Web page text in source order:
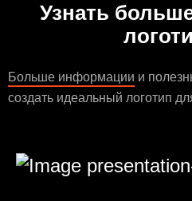
Узнать
Больше информации и
создать идеальный логотип